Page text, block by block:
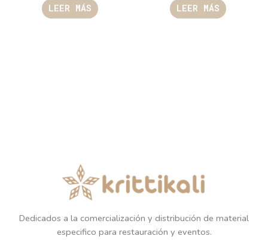
LEER MÁS LEER MÁS
Dedicados a la comercialización y distribución de material
especifico para restauración y eventos.